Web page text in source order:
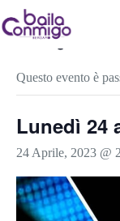
Salta
al
contenuto
« Tutti gli Eventi
Questo evento è
Lunedì 24
24 Aprile, 2023 @